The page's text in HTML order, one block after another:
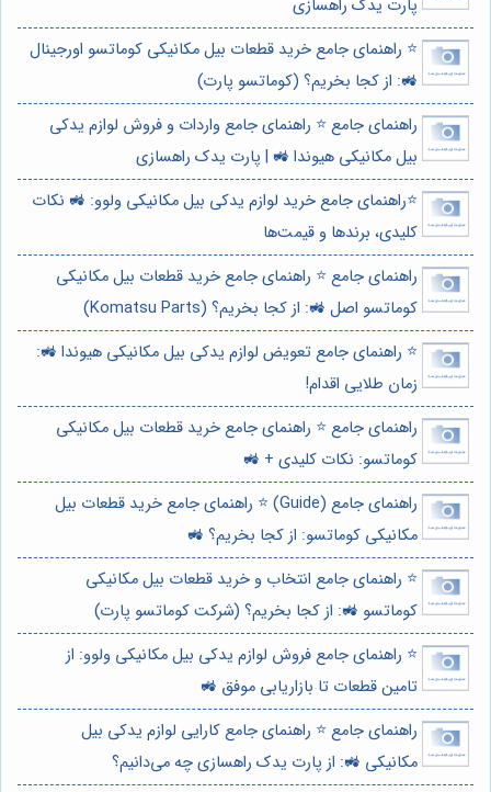
پارت یدک راهسازی
⭐️ راهنمای جامع خرید قطعات بیل مکانیکی کوماتسو اورجینال
🚜: از کجا بخریم؟ (کوماتسو پارت)
راهنمای جامع ⭐️ راهنمای جامع واردات و فروش لوازم یدکی
بیل مکانیکی هیوندا 🚜 | پارت یدک راهسازی
⭐️راهنمای جامع خرید لوازم یدکی بیل مکانیکی ولوو: 🚜 نکات
کلیدی، برندها و قیمت‌ها
راهنمای جامع ⭐️ راهنمای جامع خرید قطعات بیل مکانیکی
کوماتسو اصل 🚜: از کجا بخریم؟ (Komatsu Parts)
⭐️ راهنمای جامع تعویض لوازم یدکی بیل مکانیکی هیوندا 🚜:
زمان طلایی اقدام!
راهنمای جامع ⭐️ راهنمای جامع خرید قطعات بیل مکانیکی
کوماتسو: نکات کلیدی + 🚜
راهنمای جامع (Guide) ⭐️ راهنمای جامع خرید قطعات بیل
مکانیکی کوماتسو: از کجا بخریم؟ 🚜
⭐️ راهنمای جامع انتخاب و خرید قطعات بیل مکانیکی
کوماتسو 🚜: از کجا بخریم؟ (شرکت کوماتسو پارت)
⭐️ راهنمای جامع فروش لوازم یدکی بیل مکانیکی ولوو: از
تامین قطعات تا بازاریابی موفق 🚜
راهنمای جامع ⭐️ راهنمای جامع کارایی لوازم یدکی بیل
مکانیکی 🚜: از پارت یدک راهسازی چه می‌دانیم؟